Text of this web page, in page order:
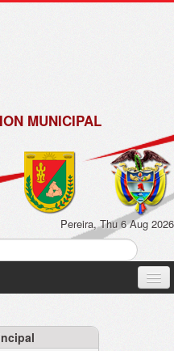
MUNICIPAL
Pereira, Thu 6 Aug 2026